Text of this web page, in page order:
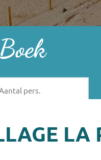
op ! +33 (0)2 51 58
LA